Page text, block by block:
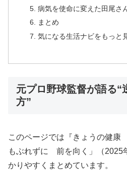
病気を使命に変えた田尾さ
まとめ
気になる生活ナビをもっと
元プロ野球監督が語る“
方”
このページでは『きょうの健
もぶれずに 前を向く」（2025
かりやすくまとめています。